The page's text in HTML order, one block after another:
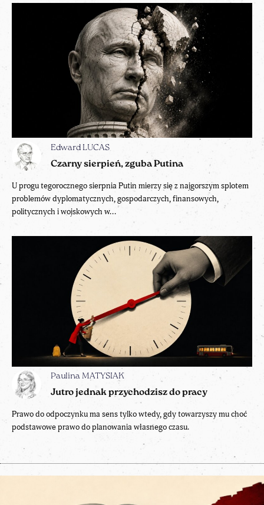
Edward LUCAS
Czarny sierpień, zguba Putina
U progu tegorocznego sierpnia Putin mierzy się z najgorszym splotem
problemów dyplomatycznych, gospodarczych, finansowych,
politycznych i wojskowych w...
Paulina MATYSIAK
Jutro jednak przychodzisz do pracy
Prawo do odpoczynku ma sens tylko wtedy, gdy towarzyszy mu choć
podstawowe prawo do planowania własnego czasu.